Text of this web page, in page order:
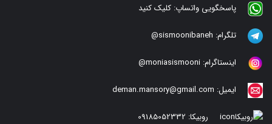
پاسخگویی واتساپ: کلیک کنید
تلگرام: sismoonibaneh@
اینستاگرام: moniasismooni@
ایمیل: deman.mansory@gmail.com
روبیکا: 09185052332